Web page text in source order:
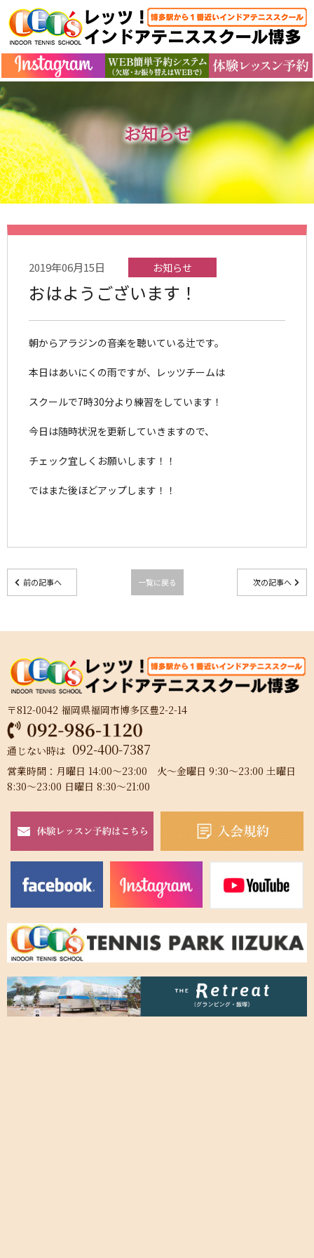
お知らせ
2019年06月15日 お知らせ
おはようございます！
朝からアラジンの音楽を聴いている辻です。
本日はあいにくの雨ですが、レッツチームは
スクールで7時30分より練習をしています！
今日は随時状況を更新していきますので、
チェック宜しくお願いします！！
ではまた後ほどアップします！！
前の記事へ 一覧に戻る 次の記事へ
〒812-0042 福岡県福岡市博多区豊2-2-14
通じない時は 092-400-7387
営業時間：月曜日 14:00～23:00 火～金曜日 9:30～23:00 土曜日
8:30～23:00 日曜日 8:30～21:00